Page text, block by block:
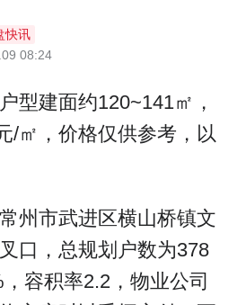
快讯
08:24
型建面约120~141㎡，
/㎡，价格仅供参考，以
州市武进区横山桥镇文
口，总规划户数为378
容积率2.2，物业公司